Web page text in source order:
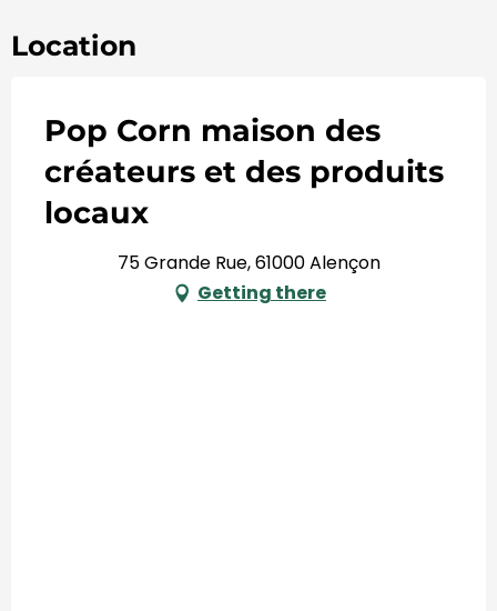
Location
Pop Corn maison des
créateurs et des produits
locaux
75 Grande Rue, 61000 Alençon
Getting there